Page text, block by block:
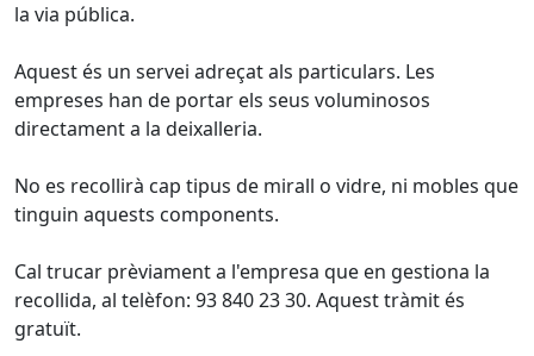
la via pública.
Aquest és un servei adreçat als particulars. Les
empreses han de portar els seus voluminosos
directament a la deixalleria.
No es recollirà cap tipus de mirall o vidre, ni mobles que
tinguin aquests components.
Cal trucar prèviament a l'empresa que en gestiona la
recollida, al telèfon: 93 840 23 30. Aquest tràmit és
gratuït.